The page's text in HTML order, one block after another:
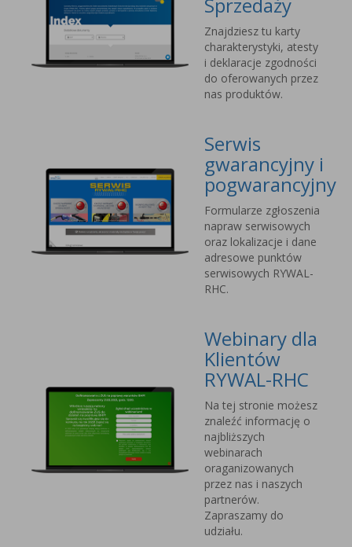
Znajdziesz tu karty
charakterystyki, atesty
i deklaracje zgodności
do oferowanych przez
nas produktów.
Serwis
gwarancyjny i
pogwarancyjny
Formularze zgłoszenia
napraw serwisowych
oraz lokalizacje i dane
adresowe punktów
serwisowych RYWAL-
RHC.
Webinary dla
Klientów
RYWAL-RHC
Na tej stronie możesz
znaleźć informację o
najbliższych
webinarach
oraganizowanych
przez nas i naszych
partnerów.
Zapraszamy do
udziału.